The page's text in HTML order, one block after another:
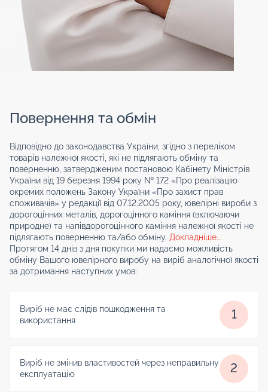
Повернення та обмін
Відповідно до законодавства України, згідно з переліком
товарів належної якості, які не підлягають обміну та
поверненню, затвердженим постановою Кабінету Міністрів
України від 19 березня 1994 року № 172 «Про реалізацію
окремих положень Закону України «Про захист прав
споживачів» у редакції від 07.12.2005 року, ювелірні вироби з
дорогоцінних металів, дорогоцінного каміння (включаючи
природне) та напівдорогоцінного каміння належної якості не
підлягають поверненню та/або обміну. Докладніше...
Протягом 14 днів з дня покупки ми надаємо можливість
обміну Вашого ювелірного виробу на виріб аналогічної якості
за дотримання наступних умов:
Виріб не має слідів пошкодження та
використання
1
Виріб не змінив властивостей через неправильну
експлуатацію
2